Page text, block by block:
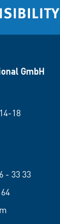
GmbH
18
- 33 33